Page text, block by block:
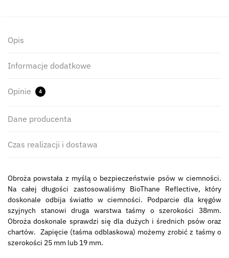
Opis
Informacje dodatkowe
Opinie 4
Dane producenta
Czas realizacji i dostawa
Obroża powstała z myślą o bezpieczeństwie psów w ciemności.
Na całej długości zastosowaliśmy BioThane Reflective, który
doskonale odbija światło w ciemności. Podparcie dla kręgów
szyjnych stanowi druga warstwa taśmy o szerokości 38mm.
Obroża doskonale sprawdzi się dla dużych i średnich psów oraz
chartów. Zapięcie (taśma odblaskowa) możemy zrobić z taśmy o
szerokości 25 mm lub 19 mm.